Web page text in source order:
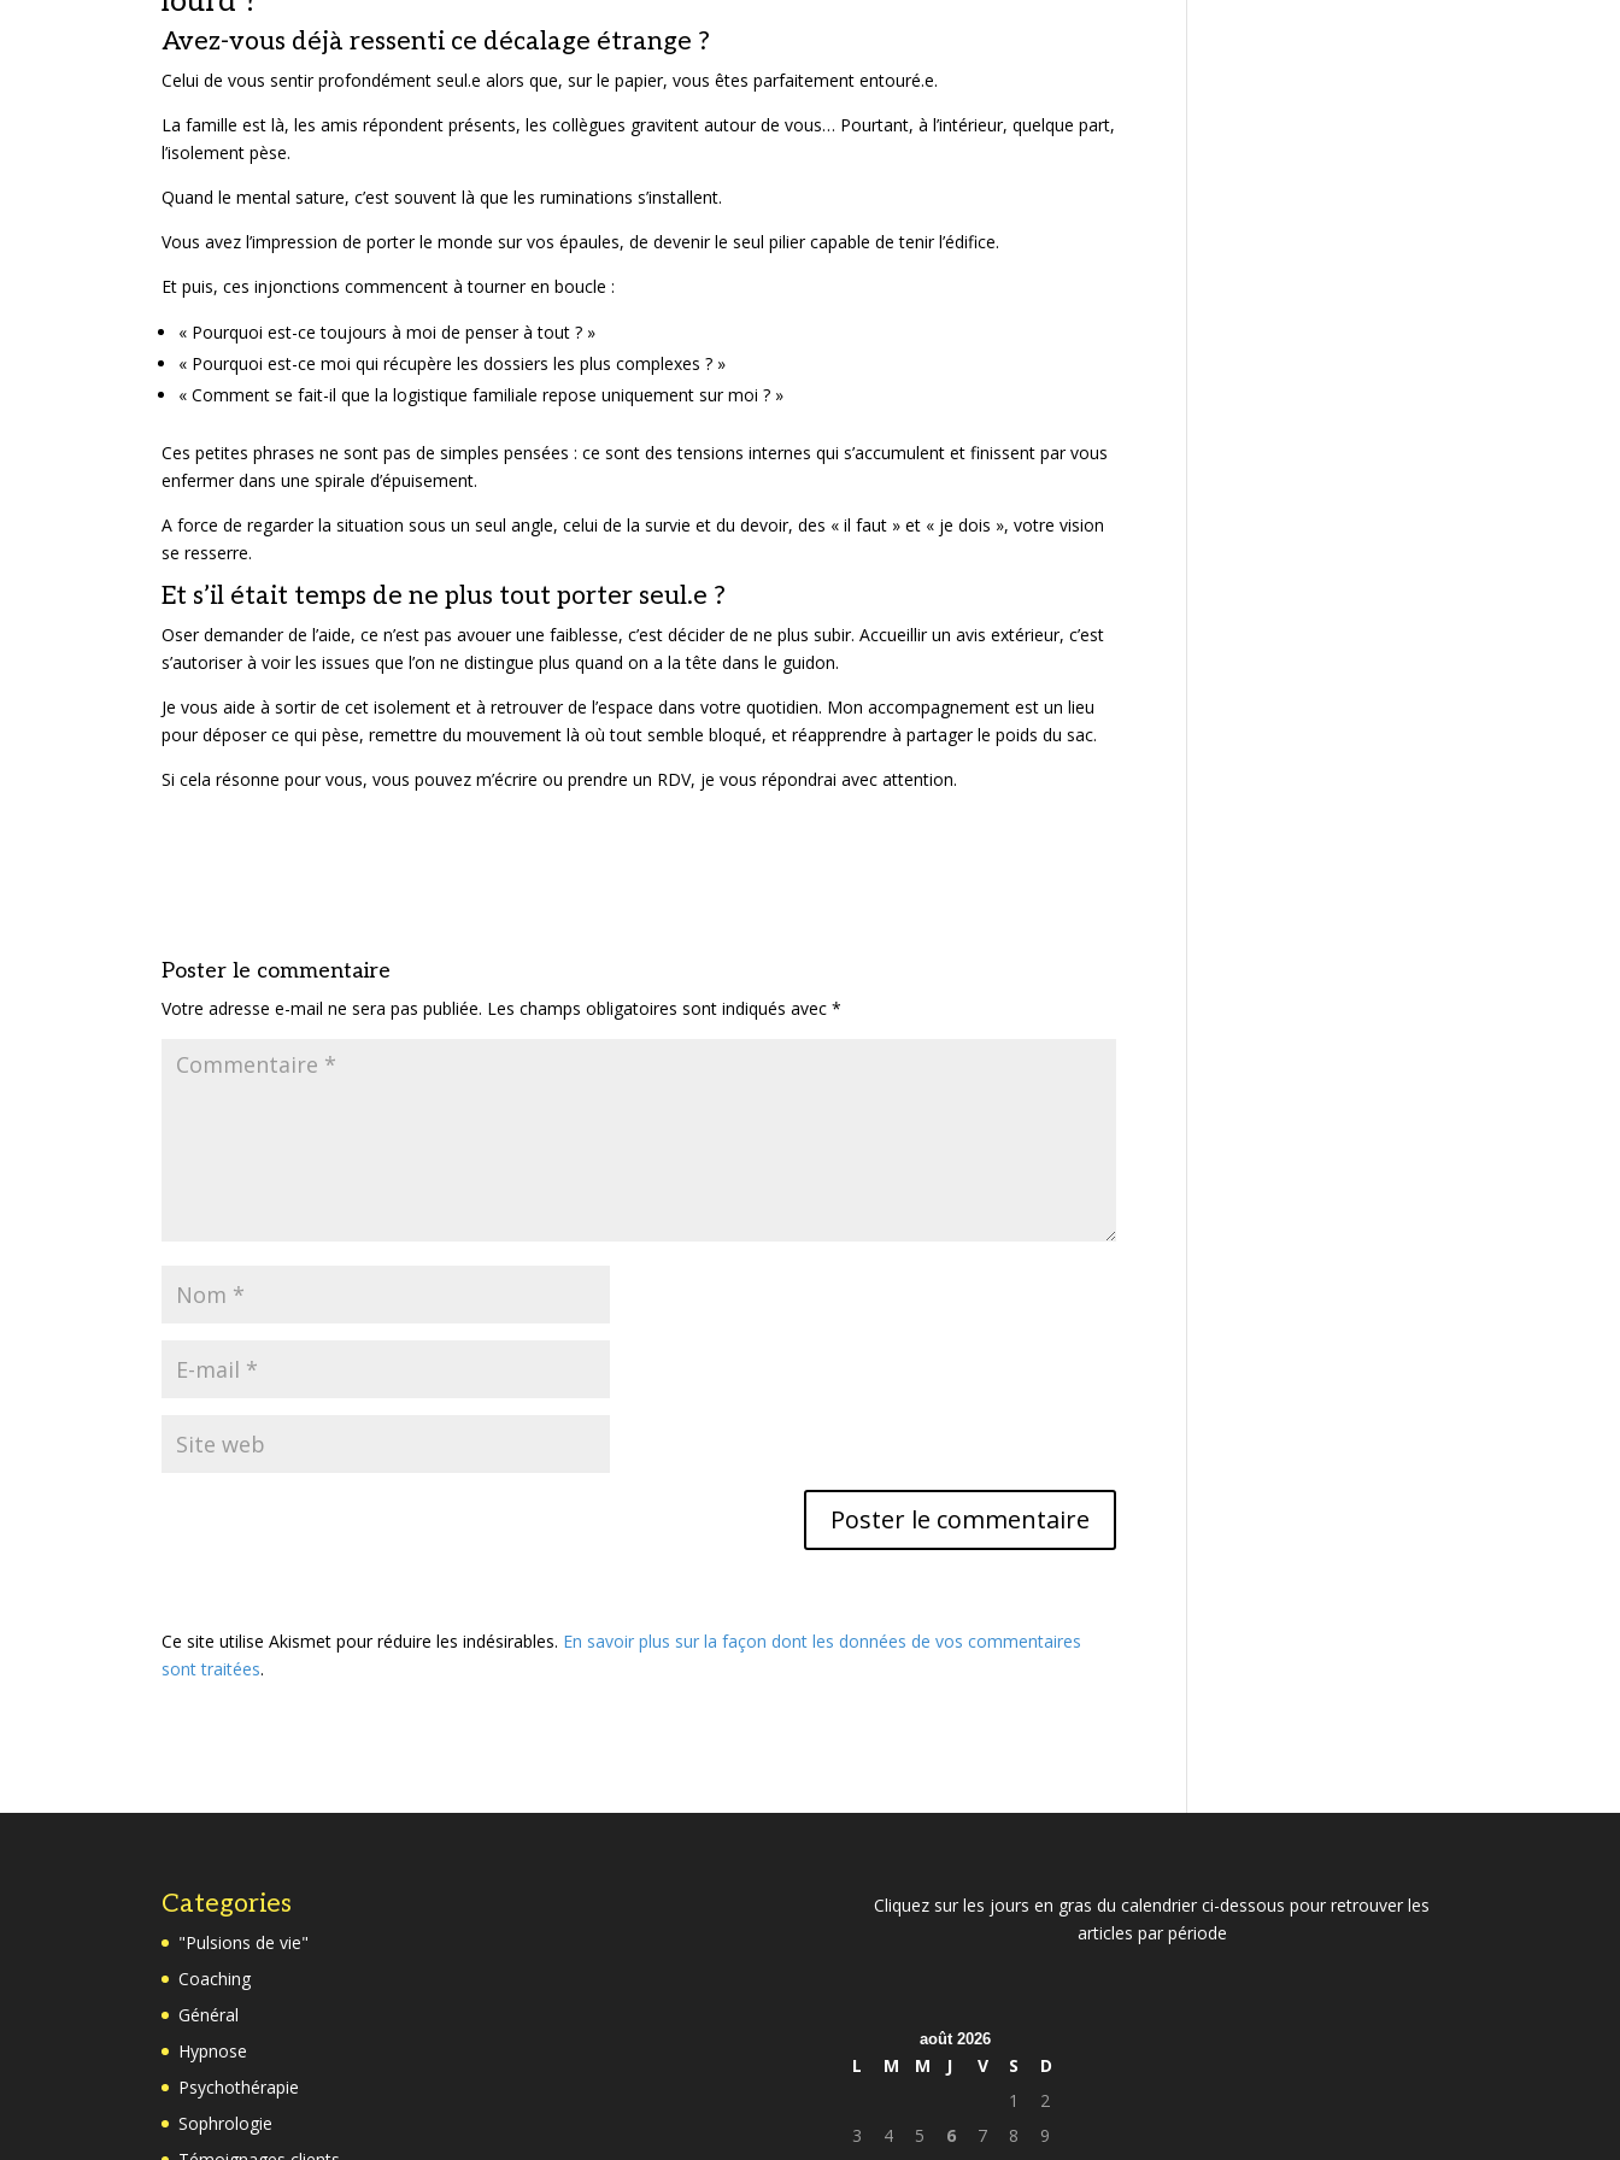
Avez-vous déjà ressenti ce décalage étrange ?
Celui de vous sentir profondément seul.e alors que, sur le papier, vous êtes parfaitement entouré.e.
La famille est là, les amis répondent présents, les collègues gravitent autour de vous… Pourtant, à l’intérieur, quelque part,
l’isolement pèse.
Quand le mental sature, c’est souvent là que les ruminations s’installent.
Vous avez l’impression de porter le monde sur vos épaules, de devenir le seul pilier capable de tenir l’édifice.
Et puis, ces injonctions commencent à tourner en boucle :
« Pourquoi est-ce toujours à moi de penser à tout ? »
« Pourquoi est-ce moi qui récupère les dossiers les plus complexes ? »
« Comment se fait-il que la logistique familiale repose uniquement sur moi ? »
Ces petites phrases ne sont pas de simples pensées : ce sont des tensions internes qui s’accumulent et finissent par vous
enfermer dans une spirale d’épuisement.
A force de regarder la situation sous un seul angle, celui de la survie et du devoir, des « il faut » et « je dois », votre vision
se resserre.
Et s’il était temps de ne plus tout porter seul.e ?
Oser demander de l’aide, ce n’est pas avouer une faiblesse, c’est décider de ne plus subir. Accueillir un avis extérieur, c’est
s’autoriser à voir les issues que l’on ne distingue plus quand on a la tête dans le guidon.
Je vous aide à sortir de cet isolement et à retrouver de l’espace dans votre quotidien. Mon accompagnement est un lieu
pour déposer ce qui pèse, remettre du mouvement là où tout semble bloqué, et réapprendre à partager le poids du sac.
Si cela résonne pour vous, vous pouvez m’écrire ou prendre un RDV, je vous répondrai avec attention.
Poster le commentaire
Votre adresse e-mail ne sera pas publiée. Les champs obligatoires sont indiqués avec*
Ce site utilise Akismet pour réduire les indésirables. En savoir plus sur la façon dont les données de vos commentaires
sont traitées.
Categories
"Pulsions de vie"
Coaching
Général
Hypnose
Psychothérapie
Sophrologie
Cliquez sur les jours en gras du calendrier ci-dessous pour retrouver les
articles par période
août 2026
L M M J V S
D
1
2
3
4 5 6 7 8
9